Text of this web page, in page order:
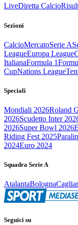
LiveDiretta Calcio
Sezioni
CalcioMercatoSerie A
LeagueEuropa League
ItalianaFormula 1
CupNations League
Speciali
Mondiali 2026Roland
2026Scudetto Inter
2026Super Bowl 2026
Riding Fest 2025
2024Euro 2024
Squadra Serie A
AtalantaBologna
Seguici su